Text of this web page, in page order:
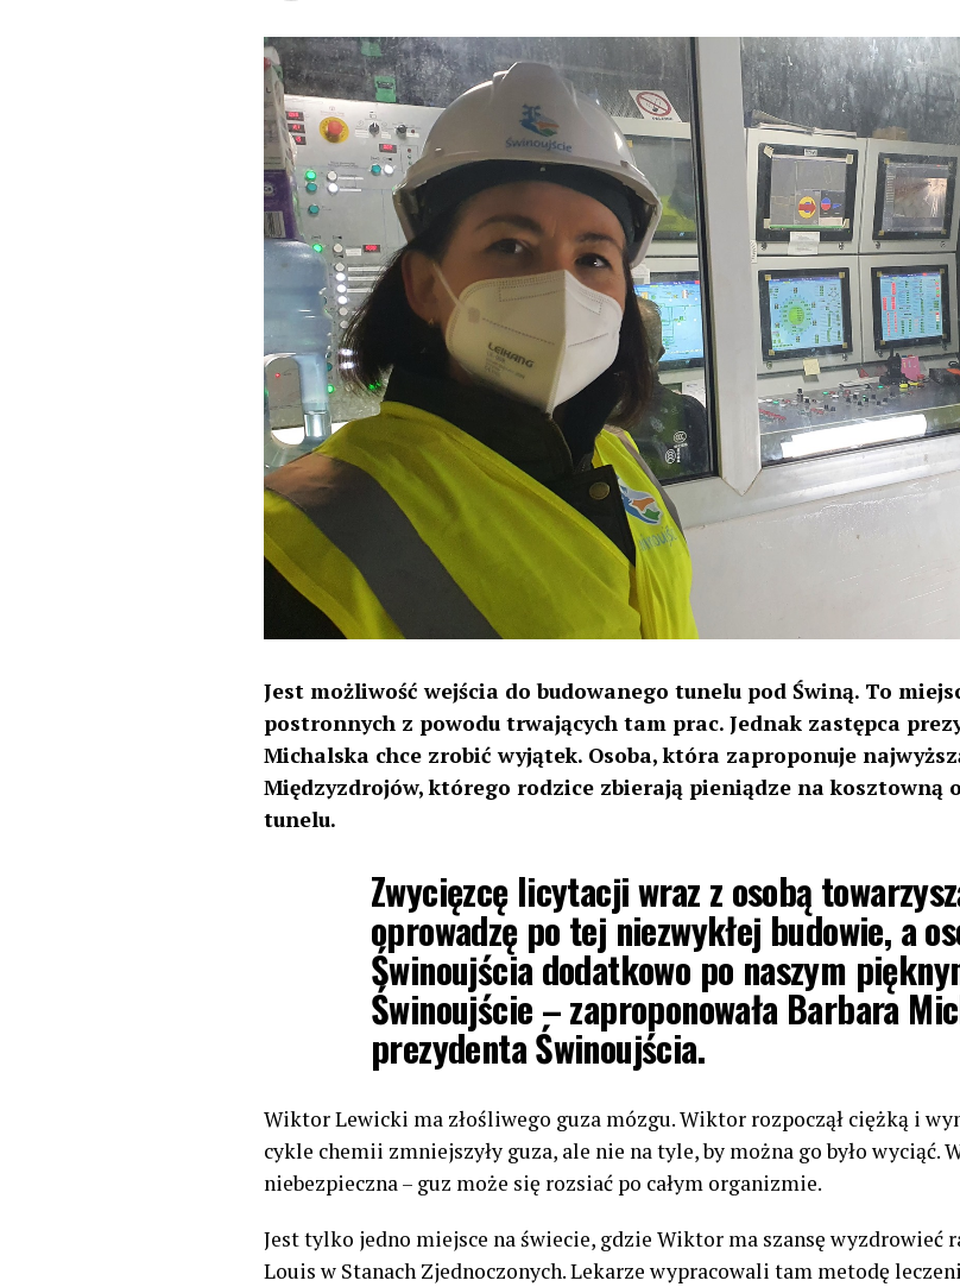
Jest możliwość wejścia do budowanego tunelu pod Świną. To
postronnych z powodu trwających tam prac. Jednak zastępca
Michalska chce zrobić wyjątek. Osoba, która zaproponuje
Międzyzdrojów, którego rodzice zbierają pieniądze na kosztowną
tunelu.
Zwycięzcę licytacji wraz z osobą
oprowadzę po tej niezwykłej budowie, a
Świnoujścia dodatkowo po naszym
Świnoujście – zaproponowała Barbara
prezydenta Świnoujścia.
Wiktor Lewicki ma złośliwego guza mózgu. Wiktor rozpoczął ciężką i
cykle chemii zmniejszyły guza, ale nie na tyle, by można go było
niebezpieczna – guz może się rozsiać po całym organizmie.
Jest tylko jedno miejsce na świecie, gdzie Wiktor ma szansę wyzdrowieć
Louis w Stanach Zjednoczonych. Lekarze wypracowali tam metodę